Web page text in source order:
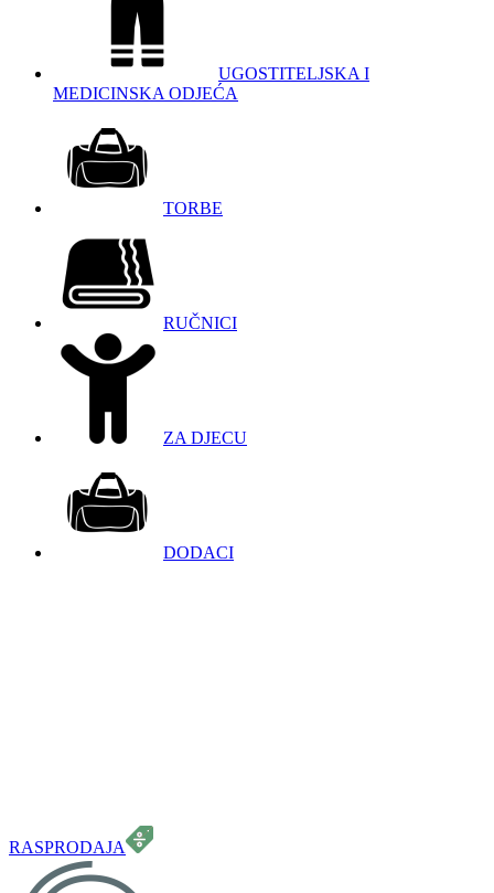
UGOSTITELJSKA I
MEDICINSKA ODJEĆA
TORBE
RUČNICI
ZA DJECU
DODACI
RASPRODAJA